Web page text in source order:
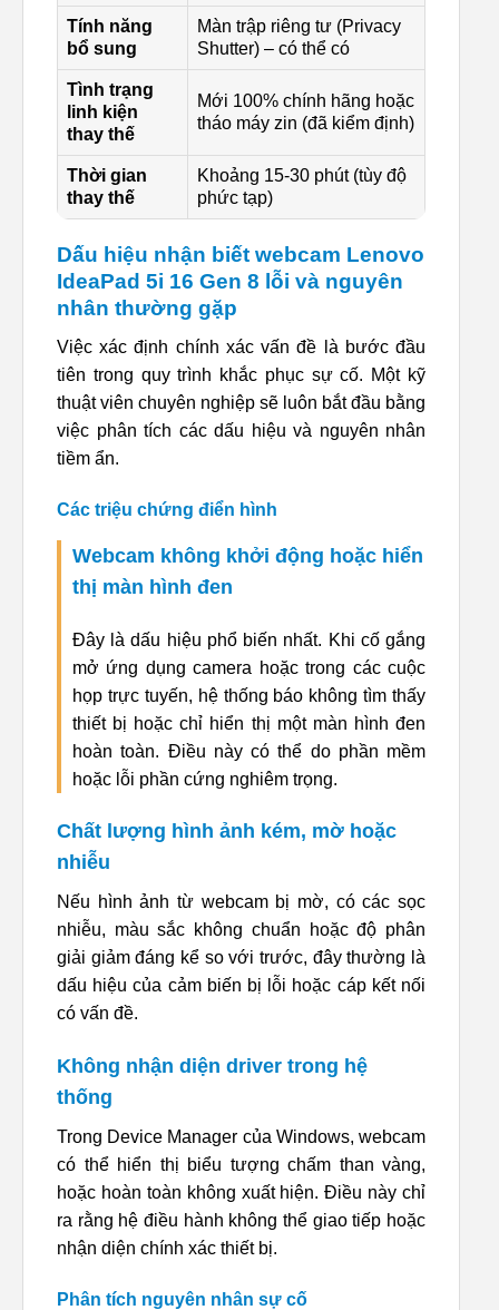
Tính năng
bổ sung
Màn trập riêng tư (Privacy
Shutter) – có thể có
Tình trạng
linh kiện
thay thế
Mới 100% chính hãng hoặc
tháo máy zin (đã kiểm định)
Thời gian
thay thế
Khoảng 15-30 phút (tùy độ
phức tạp)
Dấu hiệu nhận biết webcam Lenovo
IdeaPad 5i 16 Gen 8 lỗi và nguyên
nhân thường gặp
Việc xác định chính xác vấn đề là bước đầu
tiên trong quy trình khắc phục sự cố. Một kỹ
thuật viên chuyên nghiệp sẽ luôn bắt đầu bằng
việc phân tích các dấu hiệu và nguyên nhân
tiềm ẩn.
Các triệu chứng điển hình
Webcam không khởi động hoặc hiển
thị màn hình đen
Đây là dấu hiệu phổ biến nhất. Khi cố gắng
mở ứng dụng camera hoặc trong các cuộc
họp trực tuyến, hệ thống báo không tìm thấy
thiết bị hoặc chỉ hiển thị một màn hình đen
hoàn toàn. Điều này có thể do phần mềm
hoặc lỗi phần cứng nghiêm trọng.
Chất lượng hình ảnh kém, mờ hoặc
nhiễu
Nếu hình ảnh từ webcam bị mờ, có các sọc
nhiễu, màu sắc không chuẩn hoặc độ phân
giải giảm đáng kể so với trước, đây thường là
dấu hiệu của cảm biến bị lỗi hoặc cáp kết nối
có vấn đề.
Không nhận diện driver trong hệ
thống
Trong Device Manager của Windows, webcam
có thể hiển thị biểu tượng chấm than vàng,
hoặc hoàn toàn không xuất hiện. Điều này chỉ
ra rằng hệ điều hành không thể giao tiếp hoặc
nhận diện chính xác thiết bị.
Phân tích nguyên nhân sự cố